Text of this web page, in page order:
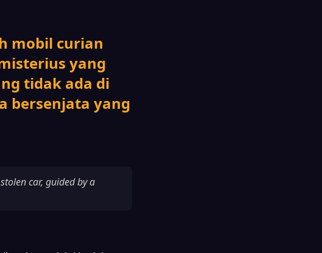
mobil curian
yang
tidak ada di
bersenjata yang
car, guided by a